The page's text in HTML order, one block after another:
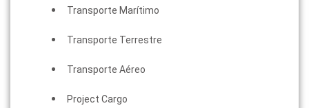
Transporte Marítimo
Transporte Terrestre
Transporte Aéreo
Project Cargo